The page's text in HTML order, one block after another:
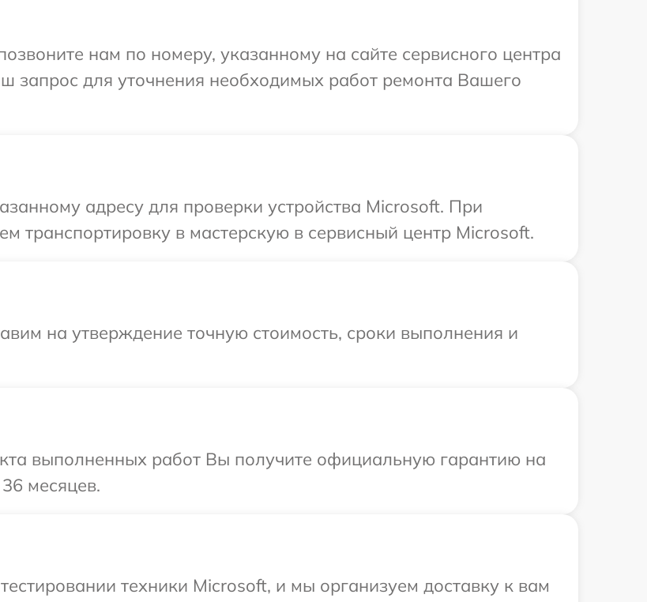
нам по номеру, указанному на сайте сервисного центра
запрос для уточнения необходимых работ ремонта Вашего
адресу для проверки устройства Microsoft. При
транспортировку в мастерскую в сервисный центр Microsoft.
на утверждение точную стоимость, сроки выполнения и
выполненных работ Вы получите официальную гарантию на
месяцев.
техники Microsoft, и мы организуем доставку к вам